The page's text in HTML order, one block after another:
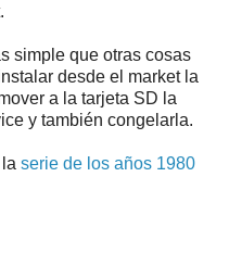
simple que otras cosas
desde el market la
a la tarjeta SD la
y también congelarla.
serie de los años 1980